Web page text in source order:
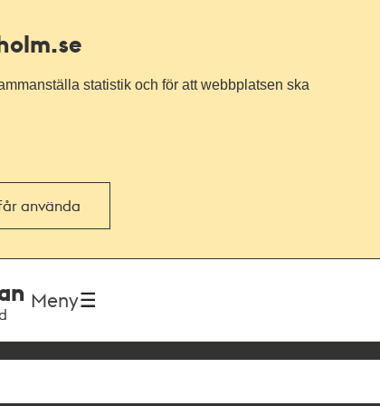
statistik och för att webbplatsen ska
använda
Meny